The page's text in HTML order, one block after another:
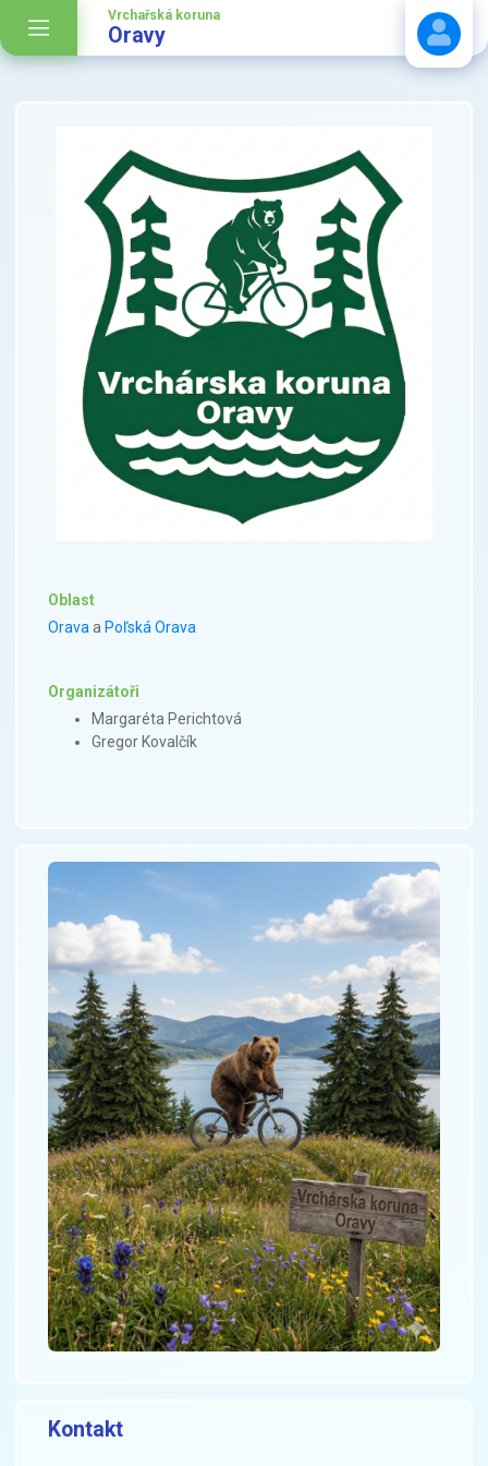
Vrchařská koruna
Oravy
Oblast
Oravaa Poľská Orava
Organizátoři
Margaréta Perichtová
Gregor Kovalčík
Kontakt